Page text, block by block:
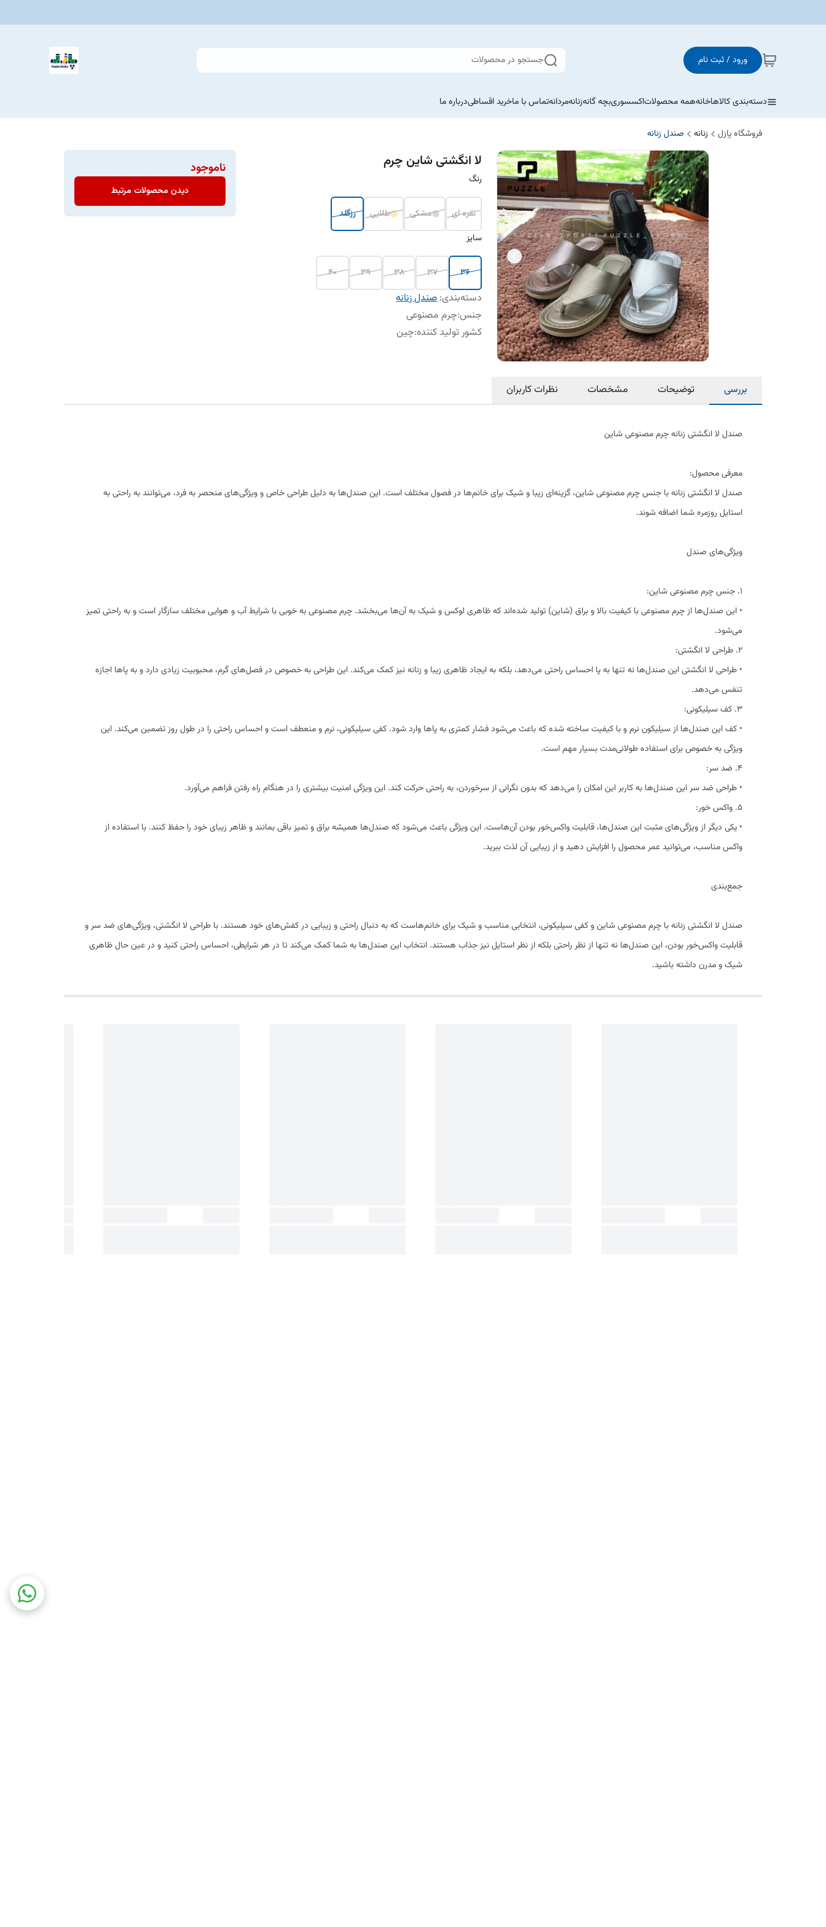
ورود / ثبت نام جستجو در محصولات
دسته‌بندی کالاهاخانههمه محصولاتاکسسوریبچه گانهزنانهمردانهتماس با ماخرید اقساطیدرباره ما
فروشگاه پازل زنانه صندل زنانه
لا انگشتی شاین چرم
رنگ
نقره ای مشکی طلایی
رزگلد
سایز
36
37
38
39
40
دسته‌بندی:صندل زنانه
جنس:چرم مصنوعی
کشور تولید کننده:چین
ناموجود
دیدن محصولات مرتبط
بررسی توضیحات مشخصات نظرات کاربران
صندل لا انگشتی زنانه چرم مصنوعی شاین
معرفی محصول:
صندل لا انگشتی زنانه با جنس چرم مصنوعی شاین، گزینه‌ای زیبا و شیک برای خانم‌ها در فصول مختلف است. این صندل‌ها به دلیل طراحی خاص و ویژگی‌های منحصر به فرد، می‌توانند به راحتی به
استایل روزمره شما اضافه شوند.
ویژگی‌های صندل
1. جنس چرم مصنوعی شاین:
• این صندل‌ها از چرم مصنوعی با کیفیت بالا و براق (شاین) تولید شده‌اند که ظاهری لوکس و شیک به آن‌ها می‌بخشد. چرم مصنوعی به خوبی با شرایط آب و هوایی مختلف سازگار است و به راحتی تمیز
می‌شود.
2. طراحی لا انگشتی:
• طراحی لا انگشتی این صندل‌ها نه تنها به پا احساس راحتی می‌دهد، بلکه به ایجاد ظاهری زیبا و زنانه نیز کمک می‌کند. این طراحی به خصوص در فصل‌های گرم، محبوبیت زیادی دارد و به پاها اجازه
تنفس می‌دهد.
3. کف سیلیکونی:
• کف این صندل‌ها از سیلیکون نرم و با کیفیت ساخته شده که باعث می‌شود فشار کمتری به پاها وارد شود. کفی سیلیکونی، نرم و منعطف است و احساس راحتی را در طول روز تضمین می‌کند. این
ویژگی به خصوص برای استفاده طولانی‌مدت بسیار مهم است.
4. ضد سر:
• طراحی ضد سر این صندل‌ها به کاربر این امکان را می‌دهد که بدون نگرانی از سرخوردن، به راحتی حرکت کند. این ویژگی امنیت بیشتری را در هنگام راه رفتن فراهم می‌آورد.
5. واکس خور:
• یکی دیگر از ویژگی‌های مثبت این صندل‌ها، قابلیت واکس‌خور بودن آن‌هاست. این ویژگی باعث می‌شود که صندل‌ها همیشه براق و تمیز باقی بمانند و ظاهر زیبای خود را حفظ کنند. با استفاده از
واکس مناسب، می‌توانید عمر محصول را افزایش دهید و از زیبایی آن لذت ببرید.
جمع‌بندی
صندل لا انگشتی زنانه با چرم مصنوعی شاین و کفی سیلیکونی، انتخابی مناسب و شیک برای خانم‌هاست که به دنبال راحتی و زیبایی در کفش‌های خود هستند. با طراحی لا انگشتی، ویژگی‌های ضد سر و
قابلیت واکس‌خور بودن، این صندل‌ها نه تنها از نظر راحتی بلکه از نظر استایل نیز جذاب هستند. انتخاب این صندل‌ها به شما کمک می‌کند تا در هر شرایطی، احساس راحتی کنید و در عین حال ظاهری
شیک و مدرن داشته باشید.